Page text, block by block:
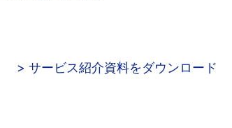
> サービス紹介資料をダウンロード